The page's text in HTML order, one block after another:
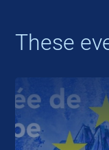
These